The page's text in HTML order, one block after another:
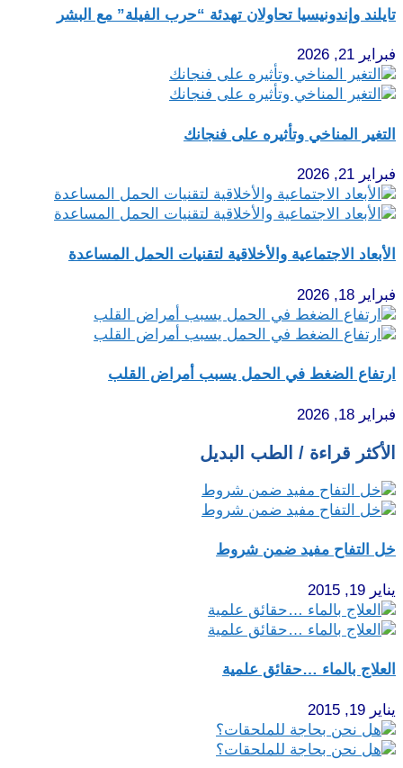
تايلند وإندونيسيا تحاولان تهدئة “حرب الفيلة” مع البشر
فبراير 21, 2026
التغير المناخي وتأثيره على فنجانك
فبراير 21, 2026
الأبعاد الاجتماعية والأخلاقية لتقنيات الحمل المساعدة
فبراير 18, 2026
ارتفاع الضغط في الحمل يسبب أمراض القلب
فبراير 18, 2026
الأكثر قراءة / الطب البديل
خل التفاح مفيد ضمن شروط
يناير 19, 2015
العلاج بالماء …حقائق علمية
يناير 19, 2015